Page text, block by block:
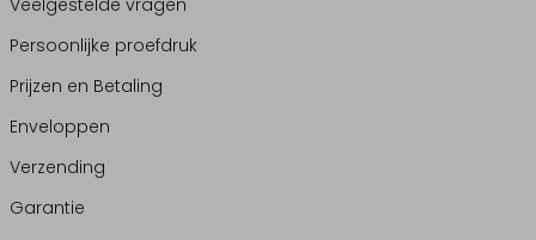
Persoonlijke proefdruk
Prijzen en Betaling
Enveloppen
Verzending
Garantie